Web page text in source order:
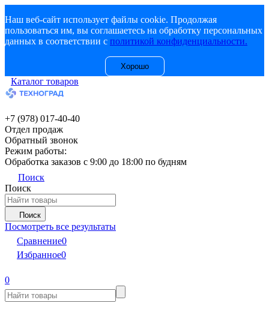
Наш веб-сайт использует файлы cookie. Продолжая
пользоваться им, вы соглашаетесь на обработку персональных
данных в соответствии с политикой конфиденциальности.
Хорошо
Каталог товаров
+7 (978) 017-40-40
Отдел продаж
Обратный звонок
Режим работы:
Обработка заказов с 9:00 до 18:00 по будням
Поиск
Поиск
Поиск
Посмотреть все результаты
Сравнение0
Избранное0
0